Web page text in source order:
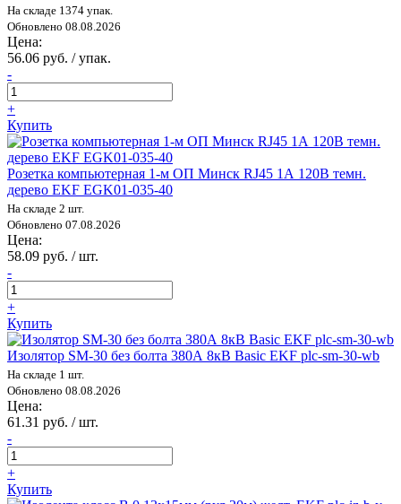
На складе 1374 упак.
Обновлено 08.08.2026
Цена:
56.06 руб. / упак.
-
+
Купить
Розетка компьютерная 1-м ОП Минск RJ45 1А 120В темн.
дерево EKF EGK01-035-40
На складе 2 шт.
Обновлено 07.08.2026
Цена:
58.09 руб. / шт.
-
+
Купить
Изолятор SM-30 без болта 380А 8кВ Basic EKF plc-sm-30-wb
На складе 1 шт.
Обновлено 08.08.2026
Цена:
61.31 руб. / шт.
-
+
Купить